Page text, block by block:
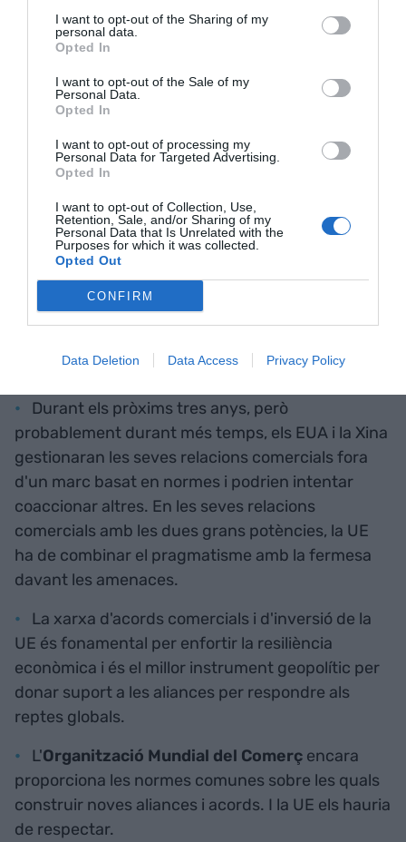
I want to opt-out of the Sharing of my
personal data.
Opted In
I want to opt-out of the Sale of my
Personal Data.
Opted In
I want to opt-out of processing my
Personal Data for Targeted Advertising.
Opted In
I want to opt-out of Collection, Use,
Retention, Sale, and/or Sharing of my
Personal Data that Is Unrelated with the
Purposes for which it was collected.
Opted Out
CONFIRM
Data Deletion Data Access Privacy Policy
Ara bé, quins són els beneficis de l’acord amb
l’Índia? Molt importants. Econòmics per Catalunya
segur (0% d’aranzels per als productes
farmacèutics, químics, equipament mèdic,
geoestratègics, ja que assegura un mercat de
1.500 milions de consumidors que està creixent a
un ritme per sobre del 6-7% els darrers anys.
Juntament amb l’acord ja signat amb Indonèsia, i
el que se signarà pròximament amb Austràlia, la
UE intenta establir l’àrea del Pacífic com a
estratègica.
La UE ha de fer front a tres realitats:
Durant els pròxims tres anys, però
probablement durant més temps, els EUA i la Xina
gestionaran les seves relacions comercials fora
d'un marc basat en normes i podrien intentar
coaccionar altres. En les seves relacions
comercials amb les dues grans potències, la UE
ha de combinar el pragmatisme amb la fermesa
davant les amenaces.
La xarxa d'acords comercials i d'inversió de la
UE és fonamental per enfortir la resiliència
econòmica i és el millor instrument geopolític per
donar suport a les aliances per respondre als
reptes globals.
L'Organització Mundial del Comerç encara
proporciona les normes comunes sobre les quals
construir noves aliances i acords. I la UE els hauria
de respectar.